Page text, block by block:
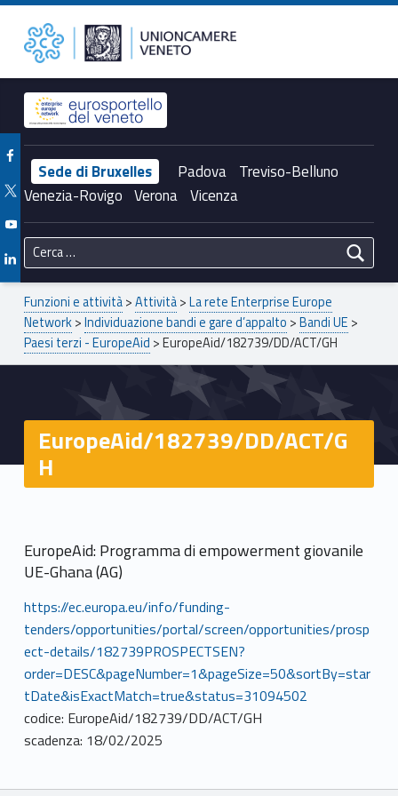
EuropeAid/182739/DD/ACT/GH – Unioncamere del Veneto Unioncamere del Veneto
Header info sidebar
Sede di Bruxelles Padova Treviso-Belluno
Venezia-Rovigo Verona Vicenza
Facebook Unioncamere Veneto
Twitter Unioncamere Veneto
Youtube Unioncamere Veneto
Linkedin Unioncamere Veneto
Ricerca per:
Breadcrumbs navigation
Funzioni e attività>Attività>La rete Enterprise Europe
Network>Individuazione bandi e gare d’appalto >Bandi UE >
Paesi terzi - EuropeAid >EuropeAid/182739/DD/ACT/GH
EuropeAid/182739/DD/ACT/G
H
EuropeAid: Programma di empowerment giovanile
UE-Ghana (AG)
https://ec.europa.eu/info/funding-
tenders/opportunities/portal/screen/opportunities/prosp
ect-details/182739PROSPECTSEN?
order=DESC&pageNumber=1&pageSize=50&sortBy=star
tDate&isExactMatch=true&status=31094502
codice: EuropeAid/182739/DD/ACT/GH
scadenza: 18/02/2025